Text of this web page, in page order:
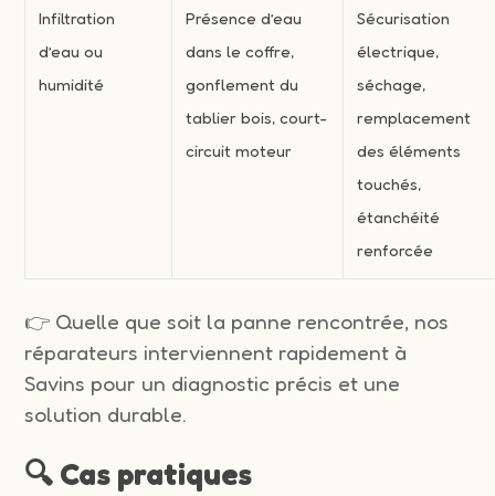
Infiltration
d’eau ou
humidité
Présence d’eau
dans le coffre,
gonflement du
tablier bois, court-
circuit moteur
Sécurisation
électrique,
séchage,
remplacement
des éléments
touchés,
étanchéité
renforcée
👉 Quelle que soit la panne rencontrée, nos
réparateurs interviennent rapidement à
Savins pour un diagnostic précis et une
solution durable.
🔍 Cas pratiques